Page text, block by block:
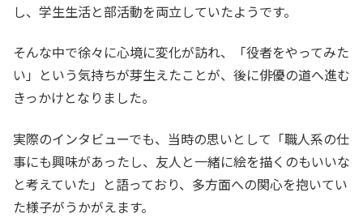
し、学生生活と部活動を両立していたようです。
そんな中で徐々に心境に変化が訪れ、「役者をやってみた
い」という気持ちが芽生えたことが、後に俳優の道へ進む
きっかけとなりました。
実際のインタビューでも、当時の思いとして「職人系の仕
事にも興味があったし、友人と一緒に絵を描くのもいいな
と考えていた」と語っており、多方面への関心を抱いてい
た様子がうかがえます。